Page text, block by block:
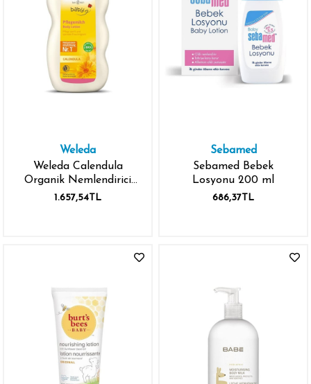
Weleda
Weleda Calendula
Organik Nemlendirici
Vücut Losyonu 200 ml
1.657,54TL
Sebamed
Sebamed Bebek
Losyonu 200 ml
686,37TL